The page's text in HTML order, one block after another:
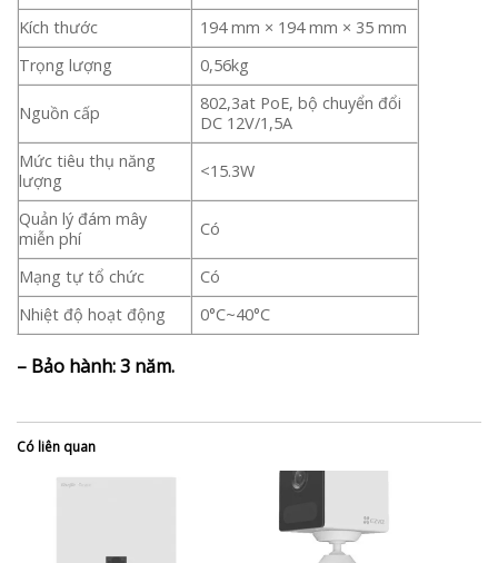
Kích thước
194 mm × 194 mm × 35 mm
Trọng lượng
0,56kg
Nguồn cấp
802,3at PoE, bộ chuyển đổi
DC 12V/1,5A
Mức tiêu thụ năng
lượng
<15.3W
Quản lý đám mây
miễn phí
Có
Mạng tự tổ chức
Có
Nhiệt độ hoạt động
0°C~40°C
– Bảo hành: 3 năm.
Có liên quan